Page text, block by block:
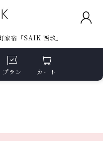
家宿「SAIK 西玖」
プラン カート